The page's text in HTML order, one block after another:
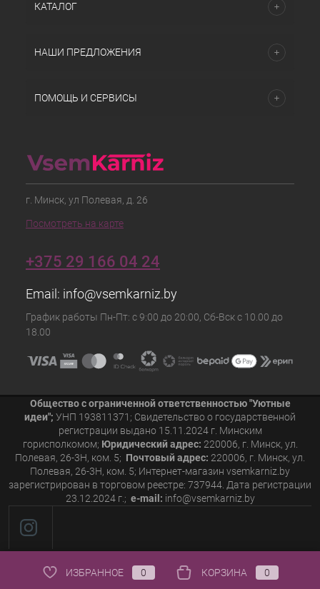
КАТАЛОГ
НАШИ ПРЕДЛОЖЕНИЯ
ПОМОЩЬ И СЕРВИСЫ
г. Минск, ул Полевая, д. 26
Посмотреть на карте
+375 29 166 04 24
Email: info@vsemkarniz.by
График работы Пн-Пт: с 9:00 до 20:00, Сб-Вск с 10.00 до
18.00
Общество с ограниченной ответственностью "Уютные
идеи"; УНП 193811371; Свидетельство о государственной
регистрации выдано 15.11.2024 г. Минским
горисполкомом; Юридический адрес: 220006, г. Минск, ул.
Полевая, 26-3Н, ком. 5; Почтовый адрес: 220006, г. Минск, ул.
Полевая, 26-3Н, ком. 5; Интернет-магазин vsemkarniz.by
зарегистрирован в торговом реестре: 737944. Дата регистрации
23.12.2024 г.; e-mail: info@vsemkarniz.by
ИЗБРАННОЕ 0 КОРЗИНА 0